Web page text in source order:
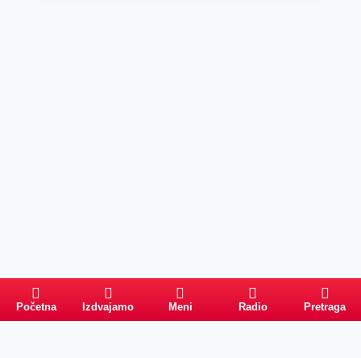
Početna Izdvajamo Meni Radio Pretraga